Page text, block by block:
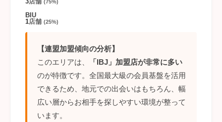
(75%)
BIU
1店舗 (25%)
【連盟加盟傾向の分析】
このエリアは、
「IBJ」加盟店が非常に多い
のが特徴です。全国最大級の会員基盤を活用
できるため、地元での出会いはもちろん、幅
広い層からお相手を探しやすい環境が整って
います。